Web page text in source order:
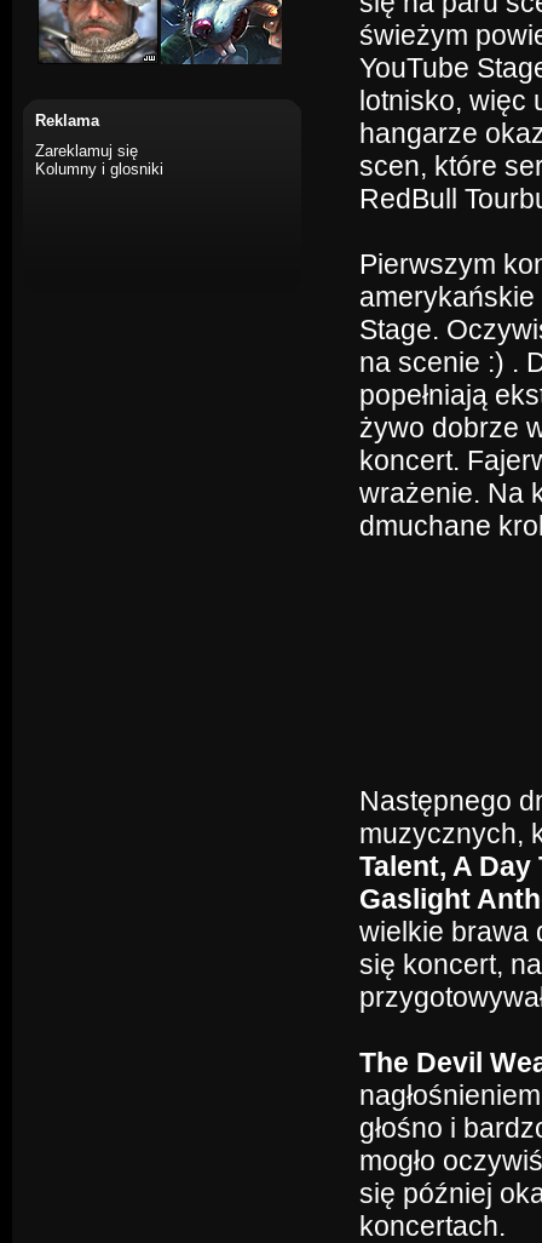
Reklama
Zareklamuj się
Kolumny i glosniki
świeżym
YouTube
lotnisko, więc
hangarze
scen, które
RedBull
Pierwszym
Stage.
na scenie :) .
popełniają
żywo dobrze
koncert.
wrażenie. Na
dmuchane
Następnego
muzycznych,
Talent, A Day
Gaslight
wielkie brawa
się koncert,
The Devil
głośno i
mogło
się później
koncertach.